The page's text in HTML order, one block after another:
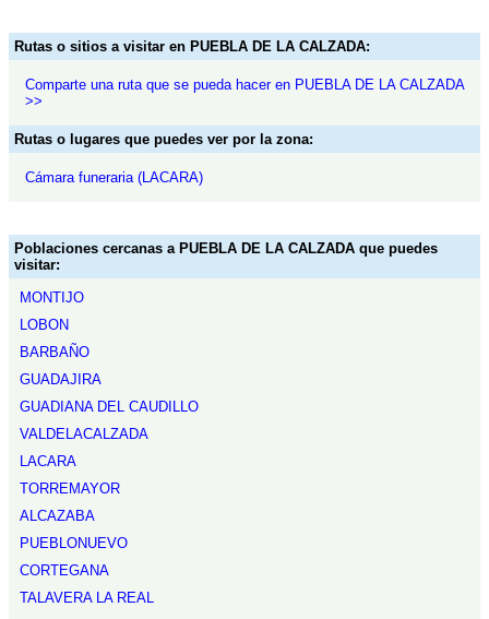
Rutas o sitios a visitar en PUEBLA DE LA CALZADA:
Comparte una ruta que se pueda hacer en PUEBLA DE LA CALZADA
>>
Rutas o lugares que puedes ver por la zona:
Cámara funeraria (LACARA)
Poblaciones cercanas a PUEBLA DE LA CALZADA que puedes
visitar:
MONTIJO
LOBON
BARBAÑO
GUADAJIRA
GUADIANA DEL CAUDILLO
VALDELACALZADA
LACARA
TORREMAYOR
ALCAZABA
PUEBLONUEVO
CORTEGANA
TALAVERA LA REAL